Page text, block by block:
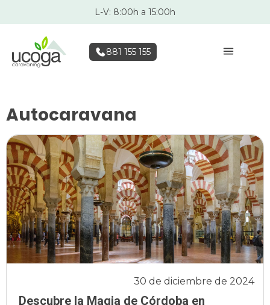
L-V: 8:00h a 15:00h
881 155 155
Autocaravana
Descubre la Magia de Córdoba en
30 de diciembre de 2024